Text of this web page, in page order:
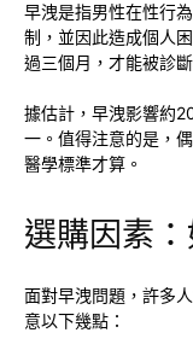
早洩是指男性在性行
制，並因此造成個人
過三個月，才能被診
據估計，早洩影響約
一。值得注意的是，
醫學標準才算。
選購因素
面對早洩問題，許多
意以下幾點：